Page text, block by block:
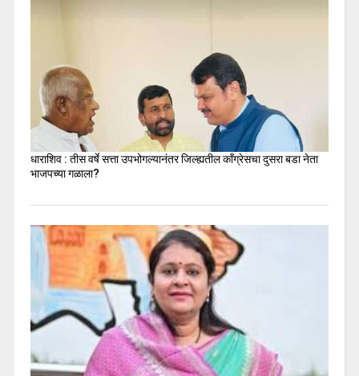
धाराशिव : तीस वर्षे सत्ता उपभोगल्यानंतर जिल्ह्यतील कॉंग्रेसचा दुसरा बडा नेता
भाजपच्या गळाला?